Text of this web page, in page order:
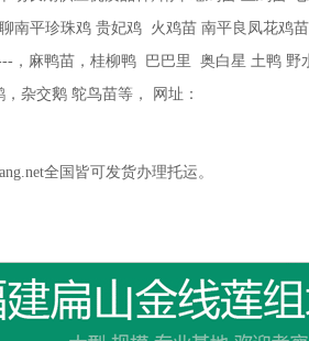
聊南平珍珠鸡 贵妃鸡 火鸡苗 南平良凤花
，麻鸭苗，桂柳鸭 巴巴里 奥白星 土鸭
杂交鹅 鸵鸟苗等， 网址：
全国皆可发货办理托运。